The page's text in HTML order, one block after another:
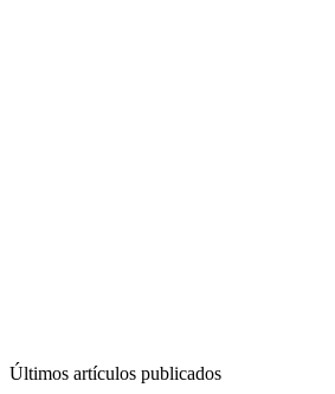
Últimos artículos publicados